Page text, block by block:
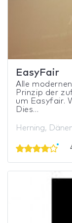
EasyFair
Alle
Prinzip der
um Easyfair.
Dies...
Herning,